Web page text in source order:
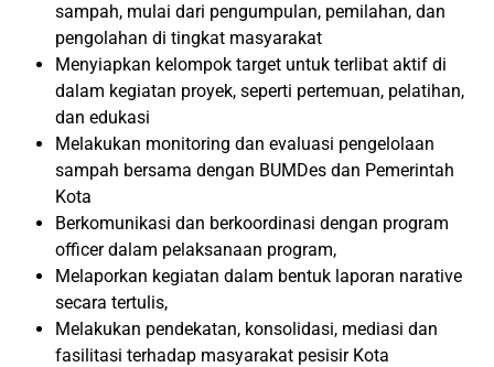
sampah, mulai dari pengumpulan, pemilahan, dan
pengolahan di tingkat masyarakat
Menyiapkan kelompok target untuk terlibat aktif di
dalam kegiatan proyek, seperti pertemuan, pelatihan,
dan edukasi
Melakukan monitoring dan evaluasi pengelolaan
sampah bersama dengan BUMDes dan Pemerintah
Kota
Berkomunikasi dan berkoordinasi dengan program
officer dalam pelaksanaan program,
Melaporkan kegiatan dalam bentuk laporan narative
secara tertulis,
Melakukan pendekatan, konsolidasi, mediasi dan
fasilitasi terhadap masyarakat pesisir Kota